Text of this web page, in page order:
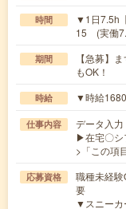
時間
▼1日7.5h
15 (実働
期間
【急募】
もOK！
時給 ▼時給
仕事内容
データ入
▶在宅〇シ
>「この項
応募資格
職種未経
要
▼スニーカ